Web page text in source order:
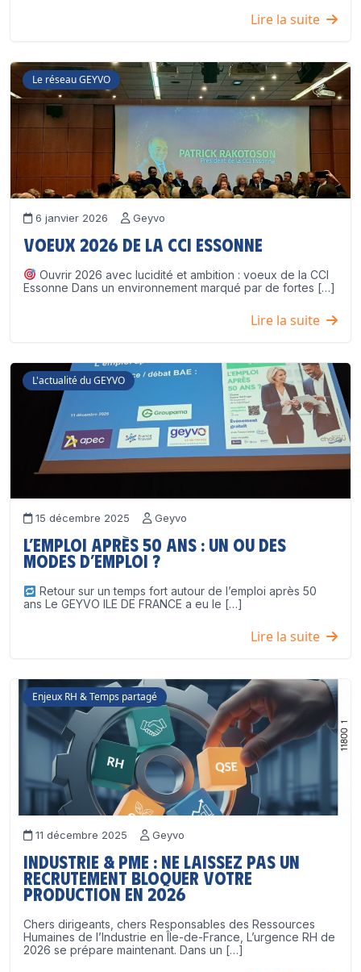
Lire la suite
Le réseau GEYVO
6 janvier 2026 Geyvo
Voeux 2026 de la CCI Essonne
Ouvrir 2026 avec lucidité et ambition : voeux de la CCI
Essonne Dans un environnement marqué par de fortes […]
Lire la suite
L'actualité du GEYVO
15 décembre 2025 Geyvo
L’emploi après 50 ans : un ou des
modes d’emploi ?
Retour sur un temps fort autour de l’emploi après 50
ans Le GEYVO ILE DE FRANCE a eu le […]
Lire la suite
Enjeux RH & Temps partagé
11 décembre 2025 Geyvo
Industrie & PME : ne laissez pas un
recrutement bloquer votre
production en 2026
Chers dirigeants, chers Responsables des Ressources
Humaines de l’Industrie en Île-de-France, L’urgence RH de
2026 se prépare maintenant. Dans un […]